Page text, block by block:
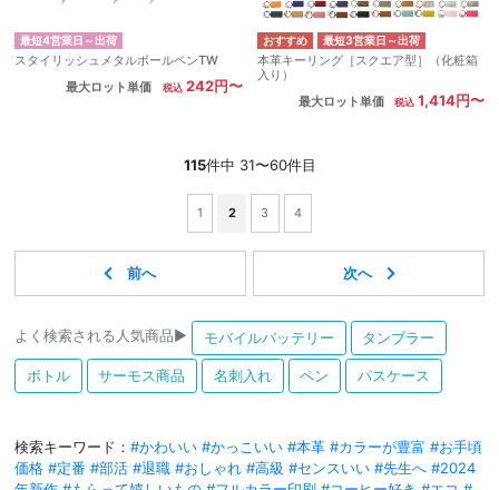
最短4営業日～出荷
スタイリッシュメタルボールペンTW
最大ロット単価
242円〜
最短3営業日～出荷
本革キーリング［スクエア型］（化粧箱
入り）
最大ロット単価
1,414円〜
115件中 31〜60件目
1 2 3 4
よく検索される人気商品▶ モバイルバッテリー タンブラー
ボトル サーモス商品 名刺入れ ペン パスケース
検索キーワード： #かわいい #かっこいい #本革 #カラーが豊富 #お手頃
価格 #定番 #部活 #退職 #おしゃれ #高級 #センスいい #先生へ #2024